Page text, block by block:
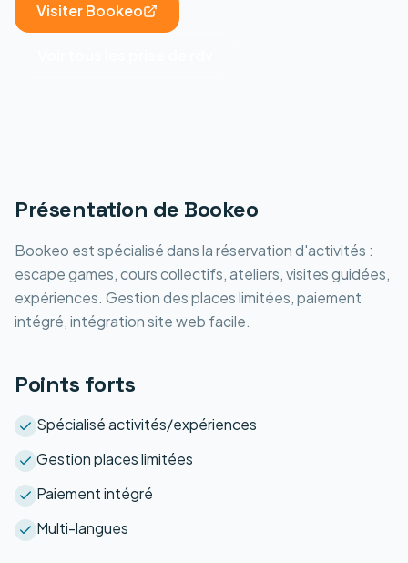
VisiterBookeo
Présentation de Bookeo
Bookeo est spécialisé dans la réservation d'activités :
escape games, cours collectifs, ateliers, visites guidées,
expériences. Gestion des places limitées, paiement
intégré, intégration site web facile.
Points forts
Spécialisé activités/expériences
Gestion places limitées
Paiement intégré
Multi-langues